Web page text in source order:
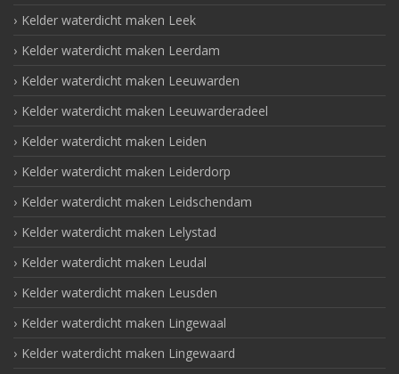
Kelder waterdicht maken Leek
Kelder waterdicht maken Leerdam
Kelder waterdicht maken Leeuwarden
Kelder waterdicht maken Leeuwarderadeel
Kelder waterdicht maken Leiden
Kelder waterdicht maken Leiderdorp
Kelder waterdicht maken Leidschendam
Kelder waterdicht maken Lelystad
Kelder waterdicht maken Leudal
Kelder waterdicht maken Leusden
Kelder waterdicht maken Lingewaal
Kelder waterdicht maken Lingewaard